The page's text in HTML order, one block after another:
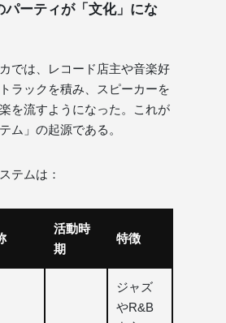
パーティが「文化」にな
では、レコード店主や音楽好
ラックを積み、スピーカーを
を流すようになった。これが
ム」の起源である。
テムは：
活動時
期
特徴
ジャズ
やR&B